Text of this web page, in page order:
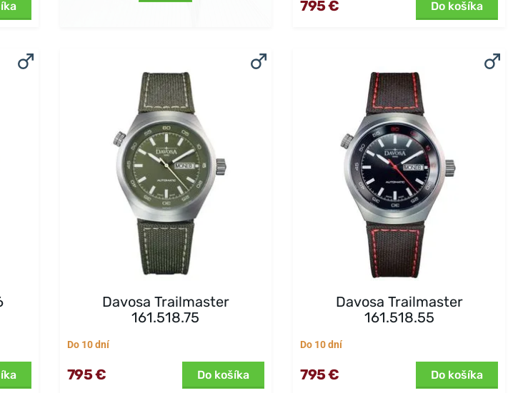
795 € Do košíka
Davosa Trailmaster
161.518.75
Do 10 dní
795 € Do košíka
Davosa Trailmaster
161.518.55
Do 10 dní
795 € Do košíka